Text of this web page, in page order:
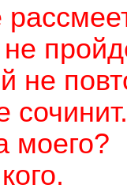
не
моего?